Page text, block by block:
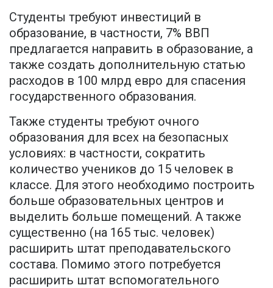
Студенты требуют инвестиций в
образование, в частности, 7% ВВП
предлагается направить в образование, а
также создать дополнительную статью
расходов в 100 млрд евро для спасения
государственного образования.
Также студенты требуют очного
образования для всех на безопасных
условиях: в частности, сократить
количество учеников до 15 человек в
классе. Для этого необходимо построить
больше образовательных центров и
выделить больше помещений. А также
существенно (на 165 тыс. человек)
расширить штат преподавательского
состава. Помимо этого потребуется
расширить штат вспомогательного